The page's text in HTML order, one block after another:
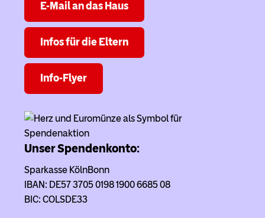
E-Mail an das Haus
Infos für die Eltern
Info-Flyer
Unser Spendenkonto:
Sparkasse KölnBonn
IBAN: DE57 3705 0198 1900 6685 08
BIC: COLSDE33